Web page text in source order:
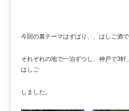
今回の裏テーマはずばり、、はしご酒で
それぞれの地で一泊ずつし、神戸で3
はしご
しました。